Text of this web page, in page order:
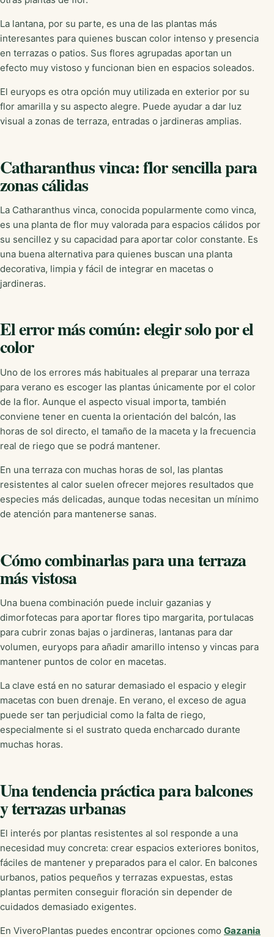
La lantana, por su parte, es una de las plantas más
interesantes para quienes buscan color intenso y presencia
en terrazas o patios. Sus flores agrupadas aportan un
efecto muy vistoso y funcionan bien en espacios soleados.
El euryops es otra opción muy utilizada en exterior por su
flor amarilla y su aspecto alegre. Puede ayudar a dar luz
visual a zonas de terraza, entradas o jardineras amplias.
Catharanthus vinca: flor sencilla para
zonas cálidas
La Catharanthus vinca, conocida popularmente como vinca,
es una planta de flor muy valorada para espacios cálidos por
su sencillez y su capacidad para aportar color constante. Es
una buena alternativa para quienes buscan una planta
decorativa, limpia y fácil de integrar en macetas o
jardineras.
El error más común: elegir solo por el
color
Uno de los errores más habituales al preparar una terraza
para verano es escoger las plantas únicamente por el color
de la flor. Aunque el aspecto visual importa, también
conviene tener en cuenta la orientación del balcón, las
horas de sol directo, el tamaño de la maceta y la frecuencia
real de riego que se podrá mantener.
En una terraza con muchas horas de sol, las plantas
resistentes al calor suelen ofrecer mejores resultados que
especies más delicadas, aunque todas necesitan un mínimo
de atención para mantenerse sanas.
Cómo combinarlas para una terraza
más vistosa
Una buena combinación puede incluir gazanias y
dimorfotecas para aportar flores tipo margarita, portulacas
para cubrir zonas bajas o jardineras, lantanas para dar
volumen, euryops para añadir amarillo intenso y vincas para
mantener puntos de color en macetas.
La clave está en no saturar demasiado el espacio y elegir
macetas con buen drenaje. En verano, el exceso de agua
puede ser tan perjudicial como la falta de riego,
especialmente si el sustrato queda encharcado durante
muchas horas.
Una tendencia práctica para balcones
y terrazas urbanas
El interés por plantas resistentes al sol responde a una
necesidad muy concreta: crear espacios exteriores bonitos,
fáciles de mantener y preparados para el calor. En balcones
urbanos, patios pequeños y terrazas expuestas, estas
plantas permiten conseguir floración sin depender de
cuidados demasiado exigentes.
En ViveroPlantas puedes encontrar opciones como Gazania